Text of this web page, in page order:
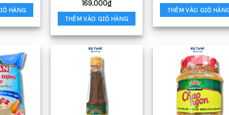
trang
sản
HÀNG
169,000₫
THÊM VÀO GIỎ HÀNG
THÊM VÀO GIỎ